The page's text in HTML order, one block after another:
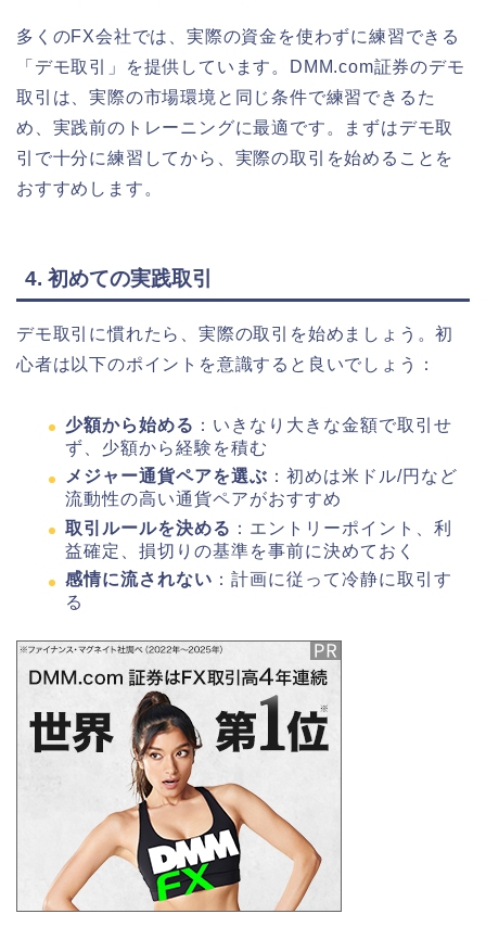
多くのFX会社では、実際の資金を使わずに練習できる
「デモ取引」を提供しています。DMM.com証券のデモ
取引は、実際の市場環境と同じ条件で練習できるた
め、実践前のトレーニングに最適です。まずはデモ取
引で十分に練習してから、実際の取引を始めることを
おすすめします。
4. 初めての実践取引
デモ取引に慣れたら、実際の取引を始めましょう。初
心者は以下のポイントを意識すると良いでしょう：
少額から始める ：いきなり大きな金額で取引せ
ず、少額から経験を積む
メジャー通貨ペアを選ぶ ：初めは米ドル/円など
流動性の高い通貨ペアがおすすめ
取引ルールを決める ：エントリーポイント、利
益確定、損切りの基準を事前に決めておく
感情に流されない ：計画に従って冷静に取引す
る